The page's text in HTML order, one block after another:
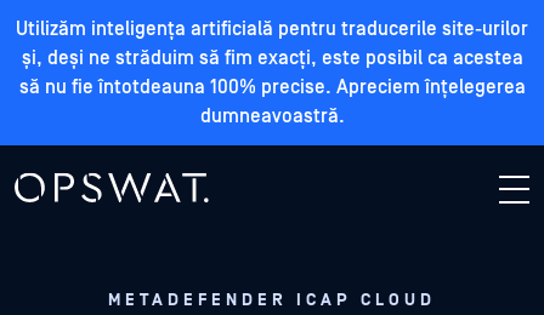
Utilizăm inteligența artificială pentru traducerile site-urilor
și, deși ne străduim să fim exacți, este posibil ca acestea
să nu fie întotdeauna 100% precise. Apreciem înțelegerea
dumneavoastră.
METADEFENDER ICAP CLOUD